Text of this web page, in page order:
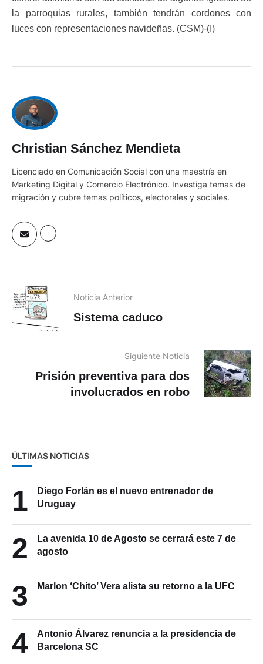
la parroquias rurales, también tendrán cordones con
luces con representaciones navideñas. (CSM)-(I)
Christian Sánchez Mendieta
Licenciado en Comunicación Social con una maestría en
Marketing Digital y Comercio Electrónico. Investiga temas de
migración y cubre temas políticos, electorales y sociales.
Noticia Anterior
Sistema caduco
Siguiente Noticia
Prisión preventiva para dos
involucrados en robo
ÚLTIMAS NOTICIAS
1
Diego Forlán es el nuevo entrenador de
Uruguay
2
La avenida 10 de Agosto se cerrará este 7 de
agosto
3 Marlon ‘Chito’ Vera alista su retorno a la UFC
4
Antonio Álvarez renuncia a la presidencia de
Barcelona SC